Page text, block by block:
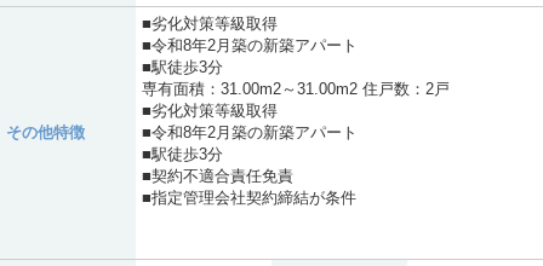
その他特徴
■劣化対策等級取得
■令和8年2月築の新築アパート
■駅徒歩3分
専有面積：31.00m2～31.00m2 住戸数：2戸
■劣化対策等級取得
■令和8年2月築の新築アパート
■駅徒歩3分
■契約不適合責任免責
■指定管理会社契約締結が条件